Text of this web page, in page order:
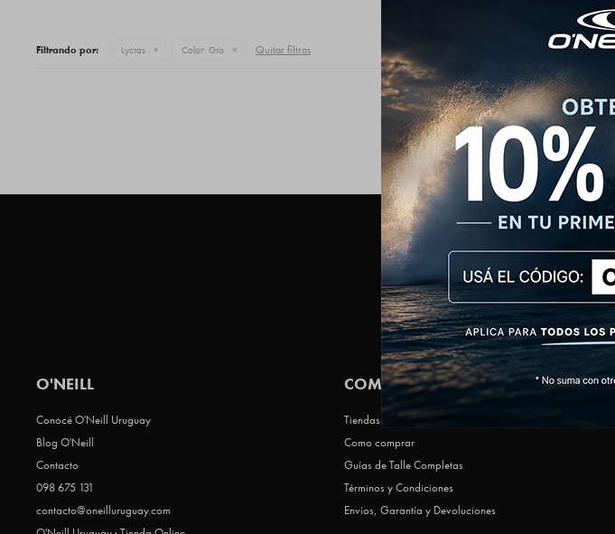
Filtrando por: Lycras Color: Gris Quitar filtros
O'NEILL
Conocé O'Neill Uruguay
Blog O'Neill
Contacto
098 675 131
contacto@oneilluruguay.com
COMPRAR
Tiendas Que Ofrecen O'Neill
Como comprar
Guías de Talle Completas
Términos y Condiciones
Envíos, Garantía y Devoluciones